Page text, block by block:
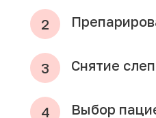
Снятие
Выбор